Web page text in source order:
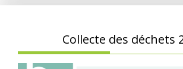
Collecte des déchets